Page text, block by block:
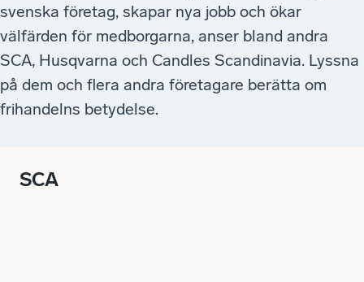
svenska företag, skapar nya jobb och ökar
välfärden för medborgarna, anser bland andra
SCA, Husqvarna och Candles Scandinavia. Lyssna
på dem och flera andra företagare berätta om
frihandelns betydelse.
SCA